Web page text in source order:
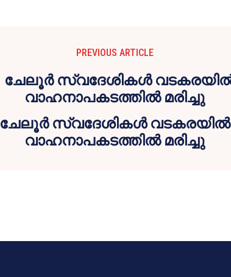
PREVIOUS ARTICLE
ചേലൂര്‍ സ്വദേശികള്‍ വടകരയില്‍
വാഹനാപകടത്തില്‍ മരിച്ചു